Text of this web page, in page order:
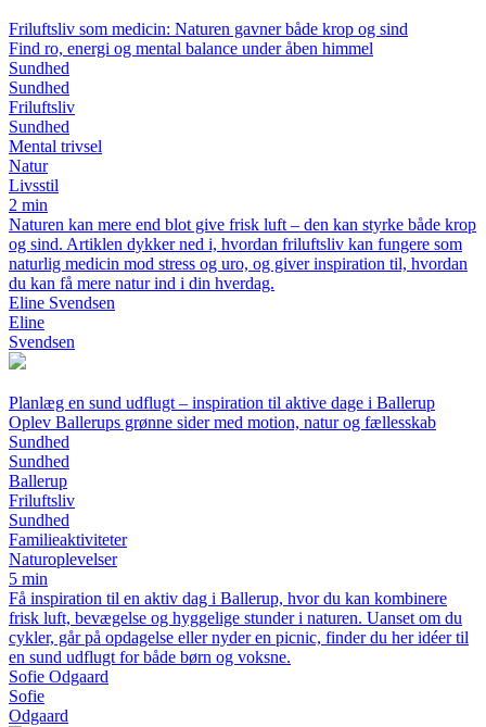
Friluftsliv som medicin: Naturen gavner både krop og sind
Find ro, energi og mental balance under åben himmel
Sundhed
Sundhed
Friluftsliv
Sundhed
Mental trivsel
Natur
Livsstil
2 min
Naturen kan mere end blot give frisk luft – den kan styrke både krop
og sind. Artiklen dykker ned i, hvordan friluftsliv kan fungere som
naturlig medicin mod stress og uro, og giver inspiration til, hvordan
du kan få mere natur ind i din hverdag.
Eline Svendsen
Eline
Svendsen
Planlæg en sund udflugt – inspiration til aktive dage i Ballerup
Oplev Ballerups grønne sider med motion, natur og fællesskab
Sundhed
Sundhed
Ballerup
Friluftsliv
Sundhed
Familieaktiviteter
Naturoplevelser
5 min
Få inspiration til en aktiv dag i Ballerup, hvor du kan kombinere
frisk luft, bevægelse og hyggelige stunder i naturen. Uanset om du
cykler, går på opdagelse eller nyder en picnic, finder du her idéer til
en sund udflugt for både børn og voksne.
Sofie Odgaard
Sofie
Odgaard